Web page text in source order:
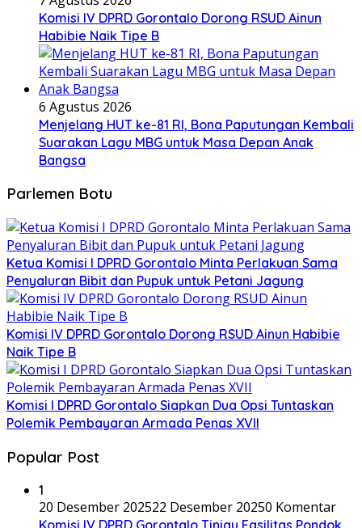
Komisi IV DPRD Gorontalo Dorong RSUD Ainun
Habibie Naik Tipe B
6 Agustus 2026
Menjelang HUT ke-81 RI, Bona Paputungan Kembali
Suarakan Lagu MBG untuk Masa Depan Anak
Bangsa
Parlemen Botu
Ketua Komisi I DPRD Gorontalo Minta Perlakuan Sama
Penyaluran Bibit dan Pupuk untuk Petani Jagung
Komisi IV DPRD Gorontalo Dorong RSUD Ainun Habibie
Naik Tipe B
Komisi I DPRD Gorontalo Siapkan Dua Opsi Tuntaskan
Polemik Pembayaran Armada Penas XVII
Popular Post
1
20 Desember 202522 Desember 20250 Komentar